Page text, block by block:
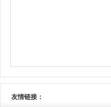
友情链接：